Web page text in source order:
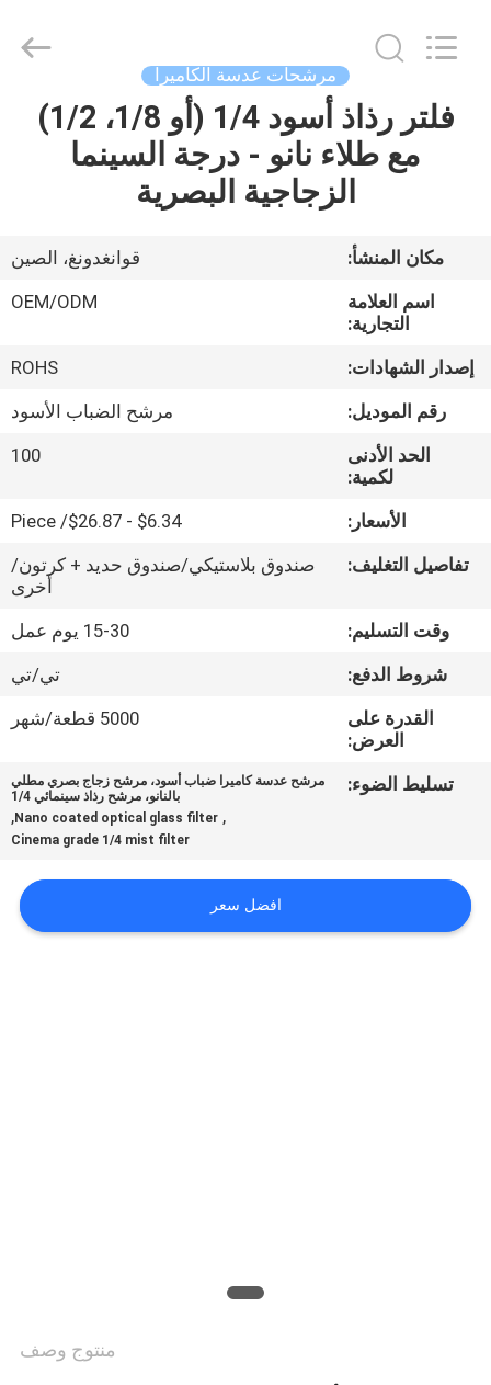
الصفحة
الرئيسية
معلومات
جولة
مراقبة
الجودة
اتصل
اقتباس
PRIVACY
Technology
مرشحات عدسة الكاميرا
فلتر رذاذ أسود 1/4 (أو 1/8، 1/2)
مع طلاء نانو - درجة السينما
الزجاجية البصرية
مكان المنشأ:
قوانغدونغ، الصين
اسم العلامة
التجارية:
OEM/ODM
إصدار الشهادات:
ROHS
رقم الموديل:
مرشح الضباب الأسود
الحد الأدنى
لكمية:
100
الأسعار:
$6.34 - $26.87/ Piece
تفاصيل التغليف:
صندوق بلاستيكي/صندوق حديد + كرتون/
أخرى
وقت التسليم:
15-30 يوم عمل
شروط الدفع:
تي/تي
القدرة على
العرض:
5000 قطعة/شهر
تسليط الضوء:
مرشح عدسة كاميرا ضباب أسود، مرشح زجاج بصري مطلي
بالنانو، مرشح رذاذ سينمائي 1/4
,
Nano coated optical glass filter
,
Cinema grade 1/4 mist filter
افضل سعر
منتوج وصف